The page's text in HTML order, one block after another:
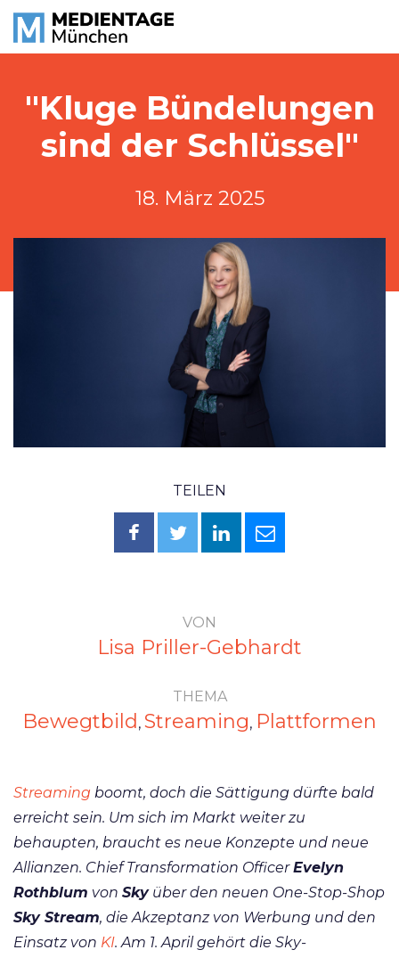
"Kluge Bündelungen
sind der Schlüssel"
18. März 2025
TEILEN
VON
Lisa Priller-Gebhardt
THEMA
Bewegtbild , Streaming, Plattformen
Streaming boomt, doch die Sättigung dürfte bald
erreicht sein. Um sich im Markt weiter zu
behaupten, braucht es neue Konzepte und neue
Allianzen. Chief Transformation OfficerEvelyn
Rothblum von Skyüber den neuen One-Stop-Shop
Sky Stream, die Akzeptanz von Werbung und den
Einsatz von KI. Am 1. April gehört die Sky-